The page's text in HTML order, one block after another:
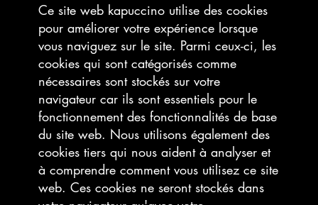
Ce site web kapuccino utilise des cookies
pour améliorer votre expérience lorsque
vous naviguez sur le site. Parmi ceux-ci, les
cookies qui sont catégorisés comme
nécessaires sont stockés sur votre
navigateur car ils sont essentiels pour le
fonctionnement des fonctionnalités de base
du site web. Nous utilisons également des
cookies tiers qui nous aident à analyser et
à comprendre comment vous utilisez ce site
web. Ces cookies ne seront stockés dans